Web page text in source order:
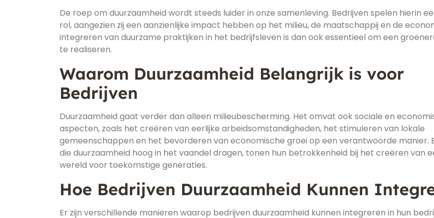
De roep om duurzaamheid wordt steeds luider in onze samenleving. Bedrijven spelen hierin
rol, aangezien zij een aanzienlijke impact hebben op het milieu, de maatschappij en de
integreren van duurzame praktijken in het bedrijfsleven is dan ook essentieel om een
te realiseren.
Waarom Duurzaamheid Belangrijk is voor
Bedrijven
Duurzaamheid gaat verder dan alleen milieubescherming. Het omvat ook sociale en
aspecten, zoals het creëren van eerlijke arbeidsomstandigheden, het stimuleren van lokale
gemeenschappen en het bevorderen van economische groei op een verantwoorde manier.
die duurzaamheid hoog in het vaandel dragen, tonen hun betrokkenheid bij het creëren van
wereld voor toekomstige generaties.
Hoe Bedrijven Duurzaamheid Kunnen
Er zijn verschillende manieren waarop bedrijven duurzaamheid kunnen integreren in hun